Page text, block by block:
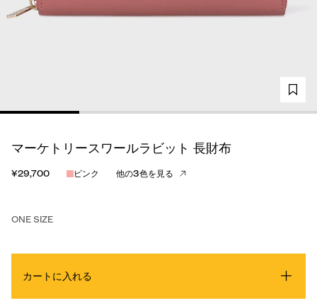
マーケトリースワールラビット 長財布
¥29,700 ピンク 他の3色を見る
ONE SIZE
カートに入れる